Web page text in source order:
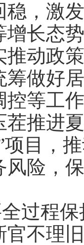
稳，激
增长态
推动政
筹做好
控等工
茬推进
项目，
风险，
过程
官不理